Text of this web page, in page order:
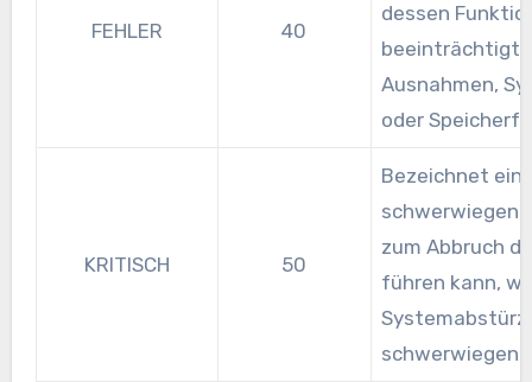
FEHLER 40
dessen
beeinträchtigt,
Ausnahmen,
oder
KRITISCH 50
Bezeichnet
zum Abbruch
führen kann,